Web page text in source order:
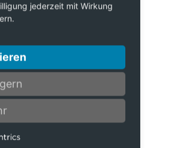
jederzeit mit Wirkung